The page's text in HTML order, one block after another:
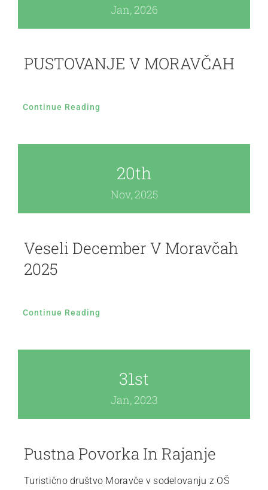
Jan, 2026
PUSTOVANJE V MORAVČAH
Continue Reading
20th
Nov, 2025
Veseli December V Moravčah
2025
Continue Reading
31st
Jan, 2023
Pustna Povorka In Rajanje
Turistično društvo Moravče v sodelovanju z OŠ